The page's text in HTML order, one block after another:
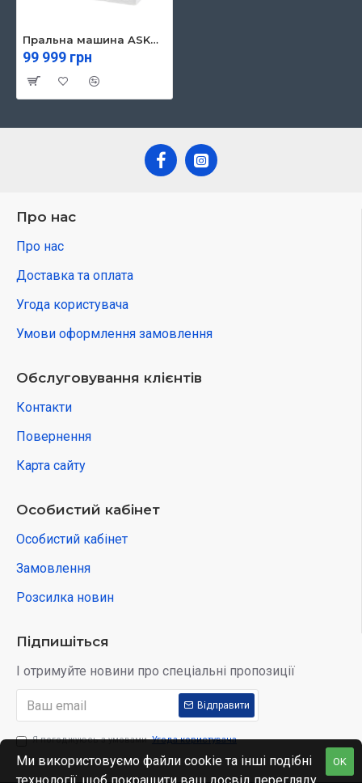
Пральна машина ASKO W5096RG
99 999 грн
Про нас
Про нас
Доставка та оплата
Угода користувача
Умови оформлення замовлення
Обслуговування клієнтів
Контакти
Повернення
Карта сайту
Особистий кабінет
Особистий кабінет
Замовлення
Розсилка новин
Підпишіться
І отримуйте новини про спеціальні пропозиції
Відправити
Я погоджуюсь з умовами Угода користувача
OK
Ми використовуємо файли cookie та інші подібні